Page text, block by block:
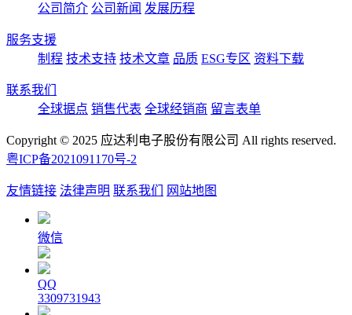
公司简介 公司新闻 发展历程
服务支援
制程 技术支持 技术文章 品质 ESG专区 资料下载
联系我们
全球据点 销售代表 全球经销商 留言表单
Copyright © 2025 应达利电子股份有限公司 All rights reserved.
粤ICP备2021091170号-2
友情链接 法律声明 联系我们 网站地图
微信
QQ
3309731943